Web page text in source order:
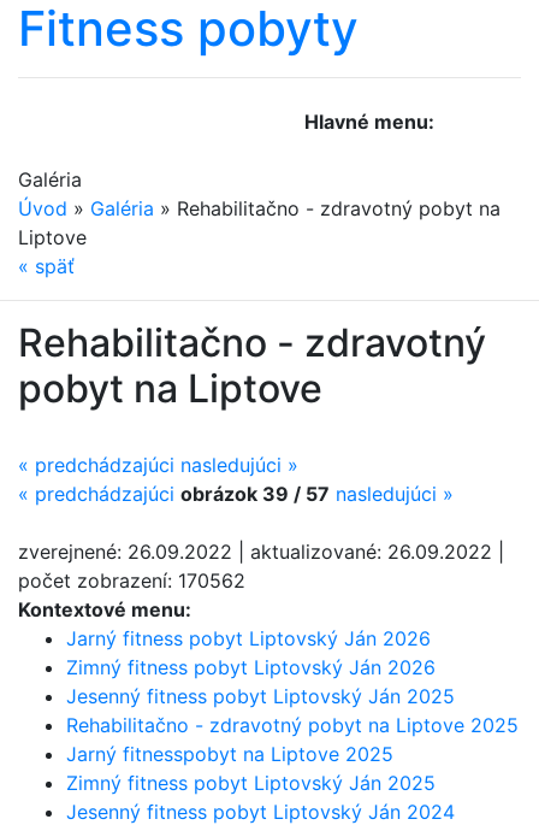
Fitness pobyty
Hlavné menu:
Galéria
Úvod » Galéria » Rehabilitačno - zdravotný pobyt na
Liptove
« späť
Kontextové menu:
Jarný fitness pobyt Liptovský Ján 2026
Zimný fitness pobyt Liptovský Ján 2026
Jesenný fitness pobyt Liptovský Ján 2025
Rehabilitačno - zdravotný pobyt na Liptove 2025
Jarný fitnesspobyt na Liptove 2025
Zimný fitness pobyt Liptovský Ján 2025
Jesenný fitness pobyt Liptovský Ján 2024
Rehabilitačno - zdravotný
pobyt na Liptove
« predchádzajúci nasledujúci »
« predchádzajúci obrázok 39 / 57 nasledujúci »
zverejnené: 26.09.2022 | aktualizované: 26.09.2022 |
počet zobrazení: 170562